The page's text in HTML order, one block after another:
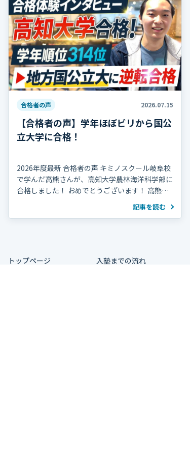
合格者の声 2026.07.15
【合格者の声】学年ほぼビリから国公
立大学に合格！
2026年度最新 合格者の声 キミノスクール岐阜校
で学んだ高熊さんが、高知大学農林海洋科学部に
合格しました！ おめでとうございます！ 高熊さ
んは高校2年の夏、学年314人中300位で、勉強習
慣がほぼ無い状態から受験勉強を […]
記事を読む
トップページ
入塾までの流れ